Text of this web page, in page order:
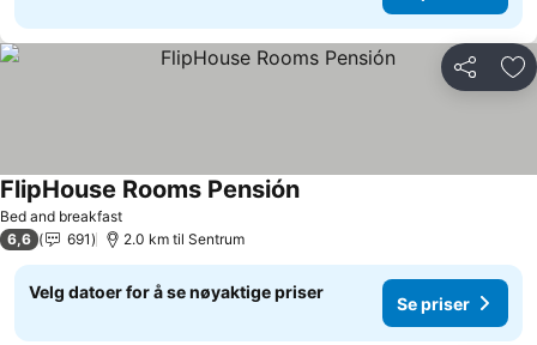
Del
Bed and breakfast
FlipHouse Rooms PensiónSe priser
6,6 691 2.0 km til Sentrum
Velg datoer for å se nøyaktige priser
Se priser